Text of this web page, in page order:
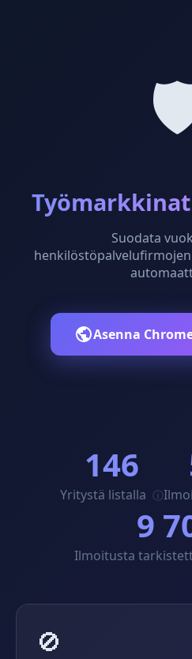
Suodata
Asenna
146
Yritystä listalla ⓘ
9
Ilmoitusta
🚫